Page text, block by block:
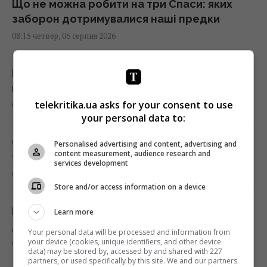
Що не можна робити на три Спаси: яких
заборон дотримувалися наші предки
08:15 четвер, 06 серпня 2026
КНДР перекинула до Росії понад 100 ракет:
в ISW пояснили, чим це загрожує Україні
08:08 четвер, 06 серпня 2026
6 серпня спека в Києві досягне піку:
температура підніметься аж до +39°
08:03 четвер, 06 серпня 2026
Не лише смачно: 9 видів чаїв, які
допоможуть боротися із зайвою вагою
07:57 четвер, 06 серпня 2026
telekritika.ua asks for your consent to use
your personal data to:
Personalised advertising and content, advertising and
content measurement, audience research and
services development
Store and/or access information on a device
Learn more
Your personal data will be processed and information from
your device (cookies, unique identifiers, and other device
data) may be stored by, accessed by and shared with 227
partners, or used specifically by this site. We and our partners